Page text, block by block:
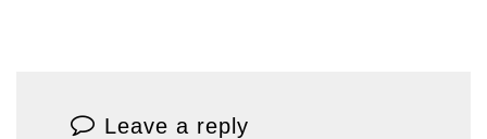
Leave a reply